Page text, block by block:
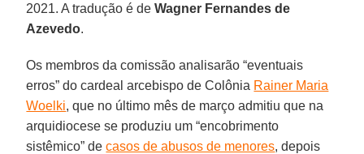
2021. A tradução é deWagner Fernandes de
Azevedo.
Os membros da comissão analisarão “eventuais
erros” do cardeal arcebispo de Colônia Rainer Maria
Woelki, que no último mês de março admitiu que na
arquidiocese se produziu um “encobrimento
sistêmico” decasos de abusos de menores, depois